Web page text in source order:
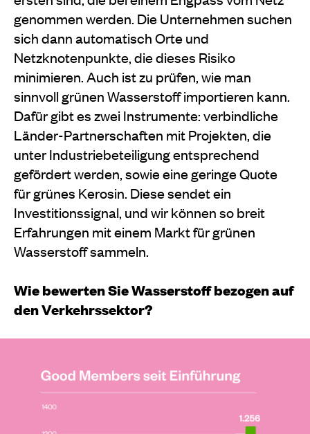
genommen werden. Die Unternehmen suchen
sich dann automatisch Orte und
Netzknotenpunkte, die dieses Risiko
minimieren. Auch ist zu prüfen, wie man
sinnvoll grünen Wasserstoff importieren kann.
Dafür gibt es zwei Instrumente: verbindliche
Länder-Partnerschaften mit Projekten, die
unter Industriebeteiligung entsprechend
gefördert werden, sowie eine geringe Quote
für grünes Kerosin. Diese sendet ein
Investitionssignal, und wir können so breit
Erfahrungen mit einem Markt für grünen
Wasserstoff sammeln.
Wie bewerten Sie Wasserstoff bezogen auf
den Verkehrssektor?